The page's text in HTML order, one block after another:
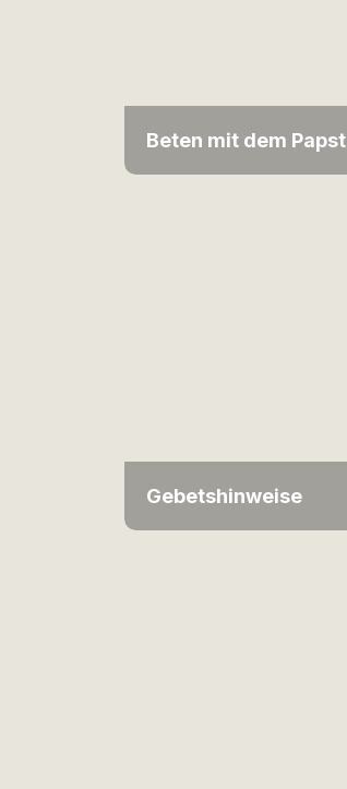
Beten mit dem Papst
Gebetshinweise